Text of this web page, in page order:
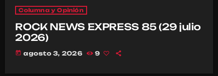
Columna y Opinión
ROCK NEWS EXPRESS 85 (29 julio
2026)
today agosto 3, 2026 9